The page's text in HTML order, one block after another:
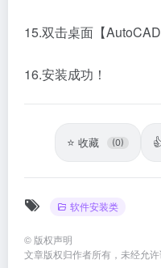
15.双击桌面【
16.安装成功！
⭐ 收藏 (0)
软件安装类
© 版权声明
文章版权归作者所有，未经允许